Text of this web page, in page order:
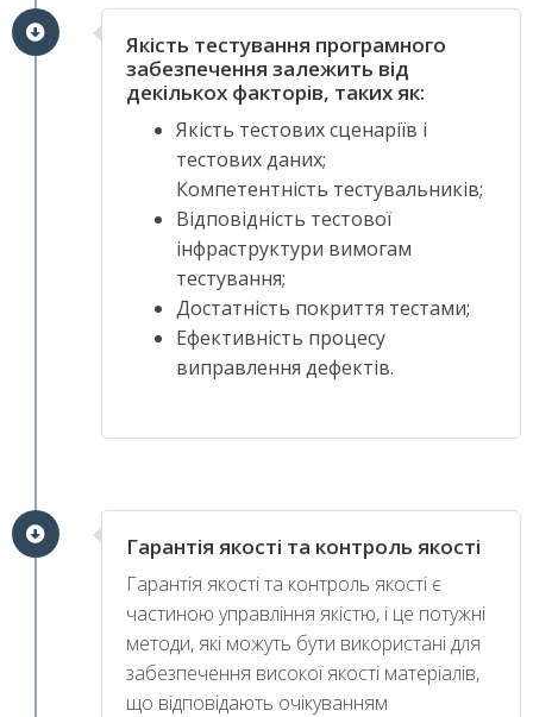
Якість тестування програмного
забезпечення залежить від
декількох факторів, таких як:
Якість тестових сценаріїв і
тестових даних;
Компетентність тестувальників;
Відповідність тестової
інфраструктури вимогам
тестування;
Достатність покриття тестами;
Ефективність процесу
виправлення дефектів.
Гарантія якості та контроль якості
Гарантія якості та контроль якості є
частиною управління якістю, і це потужні
методи, які можуть бути використані для
забезпечення високої якості матеріалів,
що відповідають очікуванням